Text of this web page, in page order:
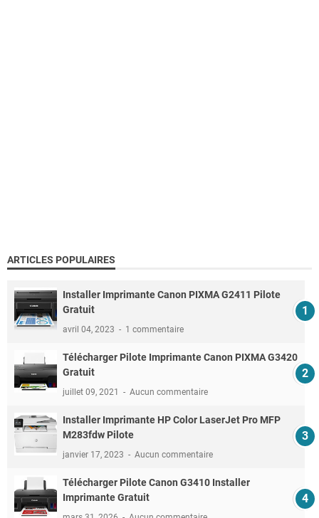
ARTICLES POPULAIRES
Installer Imprimante Canon PIXMA G2411 Pilote
Gratuit
avril 04, 2023 1 commentaire
Télécharger Pilote Imprimante Canon PIXMA G3420
Gratuit
juillet 09, 2021 Aucun commentaire
Installer Imprimante HP Color LaserJet Pro MFP
M283fdw Pilote
janvier 17, 2023 Aucun commentaire
Télécharger Pilote Canon G3410 Installer
Imprimante Gratuit